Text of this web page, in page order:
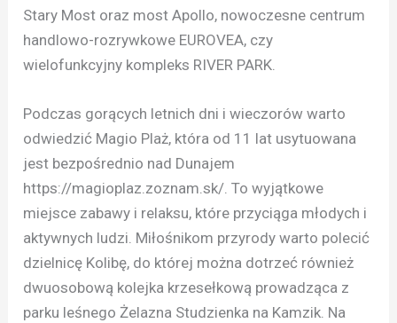
Stary Most oraz most Apollo, nowoczesne centrum
handlowo-rozrywkowe EUROVEA, czy
wielofunkcyjny kompleks RIVER PARK.
Podczas gorących letnich dni i wieczorów warto
odwiedzić Magio Plaż, która od 11 lat usytuowana
jest bezpośrednio nad Dunajem
https://magioplaz.zoznam.sk/. To wyjątkowe
miejsce zabawy i relaksu, które przyciąga młodych i
aktywnych ludzi. Miłośnikom przyrody warto polecić
dzielnicę Kolibę, do której można dotrzeć również
dwuosobową kolejka krzesełkową prowadząca z
parku leśnego Żelazna Studzienka na Kamzik. Na